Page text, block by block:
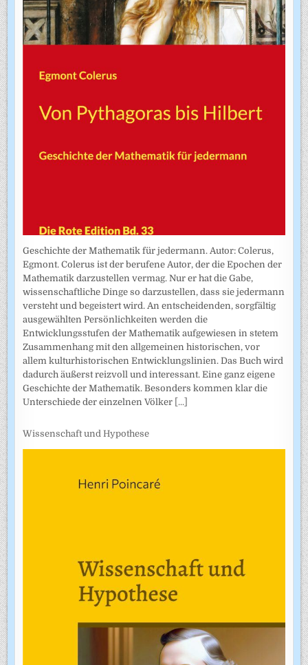
Geschichte der Mathematik für jedermann. Autor: Colerus,
Egmont. Colerus ist der berufene Autor, der die Epochen der
Mathematik darzustellen vermag. Nur er hat die Gabe,
wissenschaftliche Dinge so darzustellen, dass sie jedermann
versteht und begeistert wird. An entscheidenden, sorgfältig
ausgewählten Persönlichkeiten werden die
Entwicklungsstufen der Mathematik aufgewiesen in stetem
Zusammenhang mit den allgemeinen historischen, vor
allem kulturhistorischen Entwicklungslinien. Das Buch wird
dadurch äußerst reizvoll und interessant. Eine ganz eigene
Geschichte der Mathematik. Besonders kommen klar die
Unterschiede der einzelnen Völker [...]
Wissenschaft und Hypothese